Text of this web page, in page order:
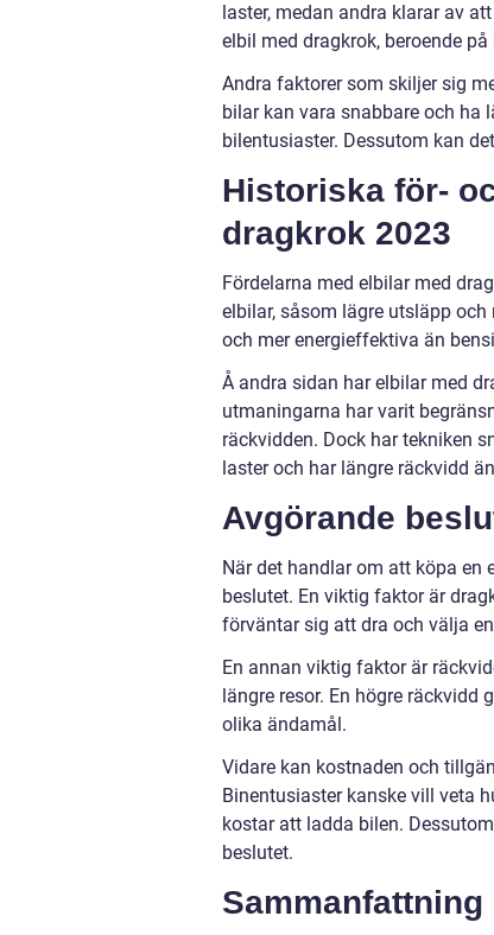
laster, medan andra klarar av
elbil med dragkrok, beroende
Andra faktorer som skiljer sig
bilar kan vara snabbare och ha
bilentusiaster. Dessutom kan
Historiska för-
dragkrok 2023
Fördelarna med elbilar med
elbilar, såsom lägre utsläpp
och mer energieffektiva än
Å andra sidan har elbilar med
utmaningarna har varit
räckvidden. Dock har tekniken
laster och har längre räckvidd
Avgörande
När det handlar om att köpa en
beslutet. En viktig faktor är
förväntar sig att dra och välja
En annan viktig faktor är
längre resor. En högre
olika ändamål.
Vidare kan kostnaden och
Binentusiaster kanske vill veta
kostar att ladda bilen.
beslutet.
Sammanfattning